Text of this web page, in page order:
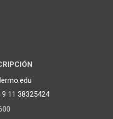
11 38325424